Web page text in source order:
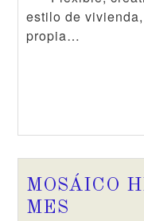
estilo de
propia…
MOSÁICO
MES